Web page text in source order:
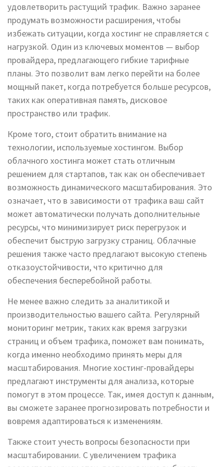
удовлетворить растущий трафик. Важно заранее
продумать возможности расширения, чтобы
избежать ситуации, когда хостинг не справляется с
нагрузкой. Один из ключевых моментов — выбор
провайдера, предлагающего гибкие тарифные
планы. Это позволит вам легко перейти на более
мощный пакет, когда потребуется больше ресурсов,
таких как оперативная память, дисковое
пространство или трафик.
Кроме того, стоит обратить внимание на
технологии, используемые хостингом. Выбор
облачного хостинга может стать отличным
решением для стартапов, так как он обеспечивает
возможность динамического масштабирования. Это
означает, что в зависимости от трафика ваш сайт
может автоматически получать дополнительные
ресурсы, что минимизирует риск перегрузок и
обеспечит быструю загрузку страниц. Облачные
решения также часто предлагают высокую степень
отказоустойчивости, что критично для
обеспечения бесперебойной работы.
Не менее важно следить за аналитикой и
производительностью вашего сайта. Регулярный
мониторинг метрик, таких как время загрузки
страниц и объем трафика, поможет вам понимать,
когда именно необходимо принять меры для
масштабирования. Многие хостинг-провайдеры
предлагают инструменты для анализа, которые
помогут в этом процессе. Так, имея доступ к данным,
вы сможете заранее прогнозировать потребности и
вовремя адаптироваться к изменениям.
Также стоит учесть вопросы безопасности при
масштабировании. С увеличением трафика